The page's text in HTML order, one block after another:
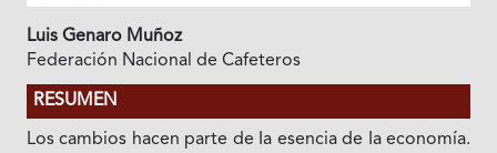
Luis Genaro Muñoz
Federación Nacional de Cafeteros
RESUMEN
Los cambios hacen parte de Ia esencia de Ia economía.